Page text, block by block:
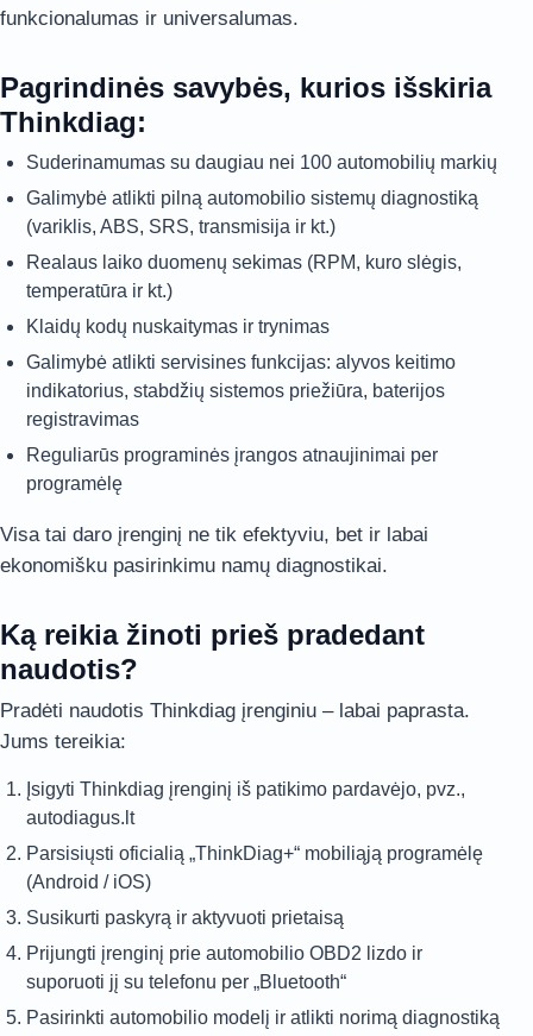
funkcionalumas ir universalumas.
Pagrindinės savybės, kurios išskiria
Thinkdiag:
Suderinamumas su daugiau nei 100 automobilių markių
Galimybė atlikti pilną automobilio sistemų diagnostiką
(variklis, ABS, SRS, transmisija ir kt.)
Realaus laiko duomenų sekimas (RPM, kuro slėgis,
temperatūra ir kt.)
Klaidų kodų nuskaitymas ir trynimas
Galimybė atlikti servisines funkcijas: alyvos keitimo
indikatorius, stabdžių sistemos priežiūra, baterijos
registravimas
Reguliarūs programinės įrangos atnaujinimai per
programėlę
Visa tai daro įrenginį ne tik efektyviu, bet ir labai
ekonomišku pasirinkimu namų diagnostikai.
Ką reikia žinoti prieš pradedant
naudotis?
Pradėti naudotis Thinkdiag įrenginiu – labai paprasta.
Jums tereikia:
Įsigyti Thinkdiag įrenginį iš patikimo pardavėjo, pvz.,
autodiagus.lt
Parsisiųsti oficialią „ThinkDiag+“ mobiliąją programėlę
(Android / iOS)
Susikurti paskyrą ir aktyvuoti prietaisą
Prijungti įrenginį prie automobilio OBD2 lizdo ir
suporuoti jį su telefonu per „Bluetooth“
Pasirinkti automobilio modelį ir atlikti norimą diagnostiką